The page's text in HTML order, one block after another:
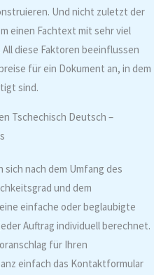
Und nicht zuletzt der
einen Fachtext mit sehr viel
diese Faktoren beeinflussen
für ein Dokument an, in dem
sind.
Tschechisch Deutsch –
nach dem Umfang des
und dem
einfache oder beglaubigte
Auftrag individuell berechnet.
für Ihren
einfach das Kontaktformular